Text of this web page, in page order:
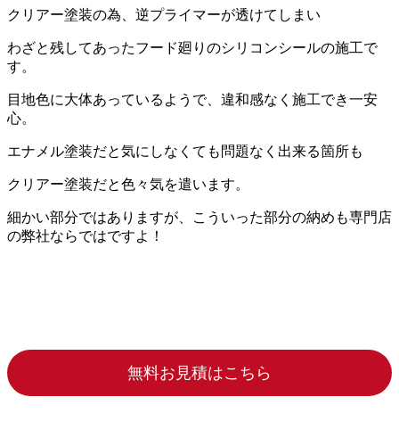
クリアー塗装の為、逆プライマーが透けてしまい
わざと残してあったフード廻りのシリコンシールの施工で
す。
目地色に大体あっているようで、違和感なく施工でき一安
心。
エナメル塗装だと気にしなくても問題なく出来る箇所も
クリアー塗装だと色々気を遣います。
細かい部分ではありますが、こういった部分の納めも専門店
の弊社ならではですよ！
無料お見積はこちら